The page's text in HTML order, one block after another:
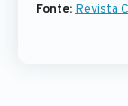
Fonte: Revista